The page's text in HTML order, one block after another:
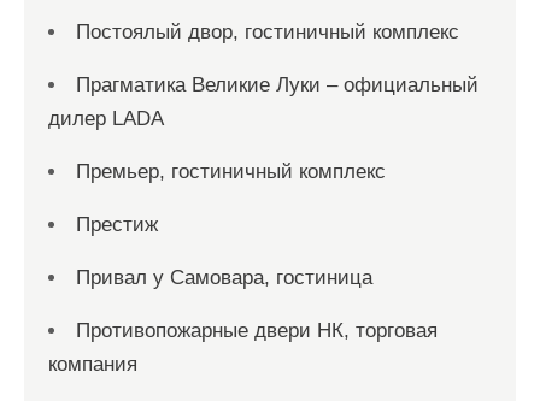
Постоялый двор, гостиничный комплекс
Прагматика Великие Луки – официальный
дилер LADA
Премьер, гостиничный комплекс
Престиж
Привал у Самовара, гостиница
Противопожарные двери НК, торговая
компания